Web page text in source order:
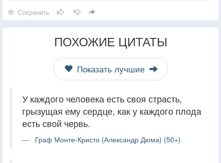
Сохранить
ПОХОЖИЕ ЦИТАТЫ
Показать лучшие
У каждого человека есть своя страсть,
грызущая ему сердце, как у каждого плода
есть свой червь.
Граф Монте-Кристо (Александр Дюма) (50+)